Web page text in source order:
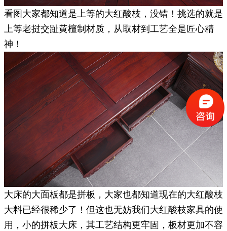
看图大家都知道是上等的大红酸枝，没错！挑选的就是
上等老挝交趾黄檀制材质，从取材到工艺全是匠心精
神！
大床的大面板都是拼板，大家也都知道现在的大红酸枝
大料已经很稀少了！但这也无妨我们大红酸枝家具的使
用，小的拼板大床，其工艺结构更牢固，板材更加不容